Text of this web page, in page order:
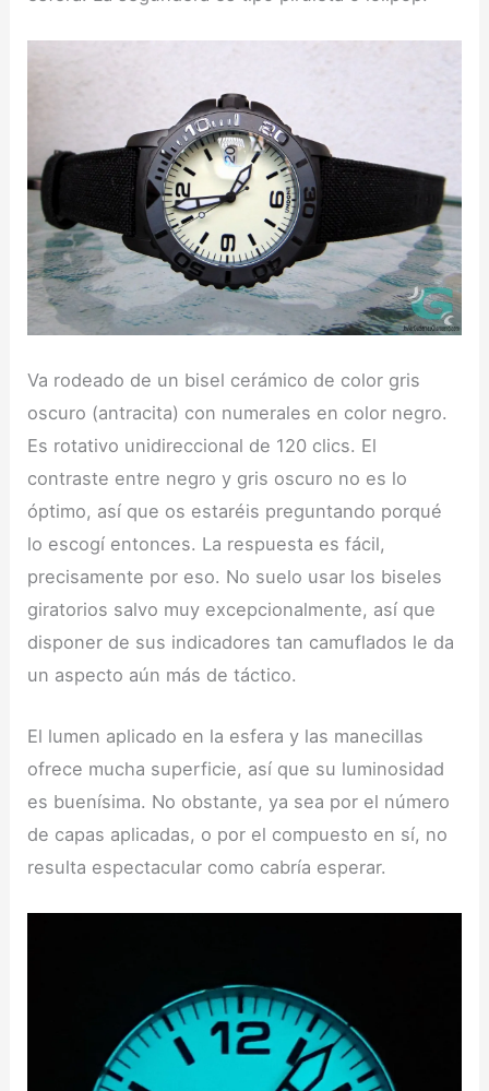
Va rodeado de un bisel cerámico de color gris
oscuro (antracita) con numerales en color negro.
Es rotativo unidireccional de 120 clics. El
contraste entre negro y gris oscuro no es lo
óptimo, así que os estaréis preguntando porqué
lo escogí entonces. La respuesta es fácil,
precisamente por eso. No suelo usar los biseles
giratorios salvo muy excepcionalmente, así que
disponer de sus indicadores tan camuflados le da
un aspecto aún más de táctico.
El lumen aplicado en la esfera y las manecillas
ofrece mucha superficie, así que su luminosidad
es buenísima. No obstante, ya sea por el número
de capas aplicadas, o por el compuesto en sí, no
resulta espectacular como cabría esperar.